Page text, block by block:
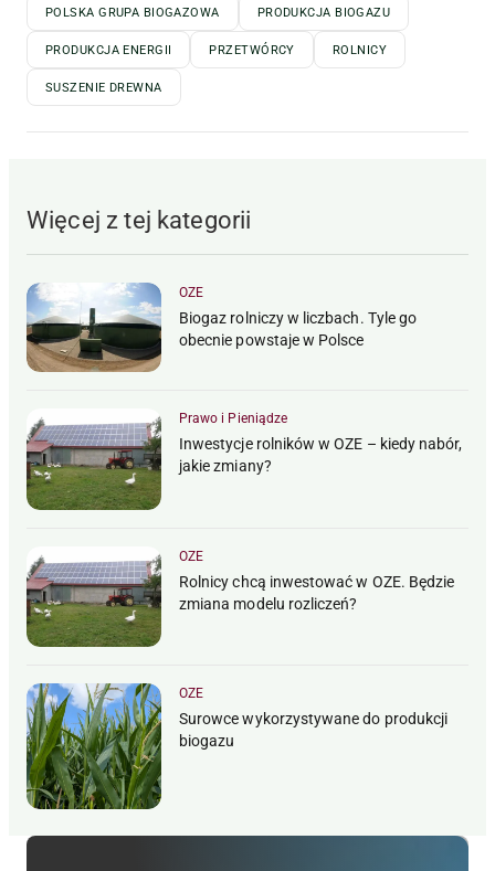
POLSKA GRUPA BIOGAZOWA PRODUKCJA BIOGAZU
PRODUKCJA ENERGII PRZETWÓRCY ROLNICY
SUSZENIE DREWNA
Więcej z tej kategorii
OZE
Biogaz rolniczy w liczbach. Tyle go
obecnie powstaje w Polsce
Prawo i Pieniądze
Inwestycje rolników w OZE – kiedy nabór,
jakie zmiany?
OZE
Rolnicy chcą inwestować w OZE. Będzie
zmiana modelu rozliczeń?
OZE
Surowce wykorzystywane do produkcji
biogazu